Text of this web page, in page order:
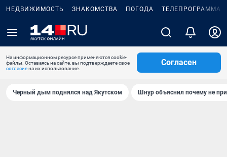
НЕДВИЖИМОСТЬ ЗНАКОМСТВА ПОГОДА ТЕЛЕПРОГРАММА
На информационном ресурсе применяются cookie-
файлы. Оставаясь на сайте, вы подтверждаете свое
согласиена их использование.
Согласен
Черный дым поднялся над Якутском Шнур объяснил почему не